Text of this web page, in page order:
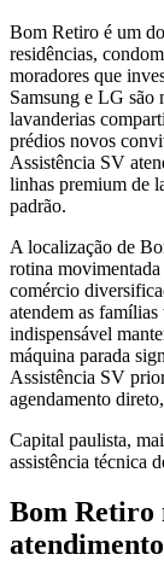
Bom Retiro é um
residências,
moradores que
Samsung e LG são
lavanderias
prédios novos
Assistência SV
linhas premium de
padrão.
A localização de
rotina
comércio
atendem as famílias
indispensável
máquina parada
Assistência SV
agendamento
Capital paulista,
assistência técnica
Bom Retiro
atendimento